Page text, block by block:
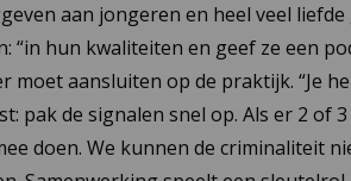
aan jongeren en heel veel liefde
hun kwaliteiten en geef ze een
aansluiten op de praktijk. “Je
pak de signalen snel op. Als er 2 of 3
doen. We kunnen de criminaliteit